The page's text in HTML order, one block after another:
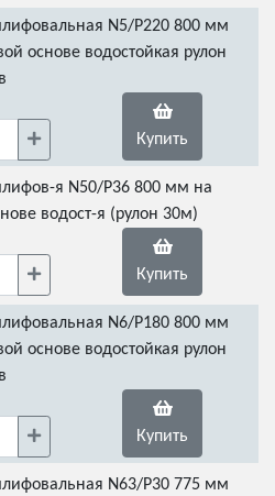
N5/Р220 800 мм
основе водостойкая рулон
Купить
я N50/Р36 800 мм на
водост-я (рулон 30м)
Купить
N6/Р180 800 мм
основе водостойкая рулон
Купить
N63/Р30 775 мм